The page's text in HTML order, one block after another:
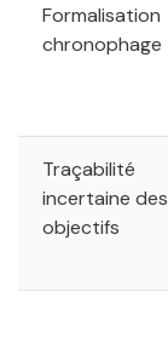
Formalisation
chronophage
Traçabilité
incertaine des
objectifs